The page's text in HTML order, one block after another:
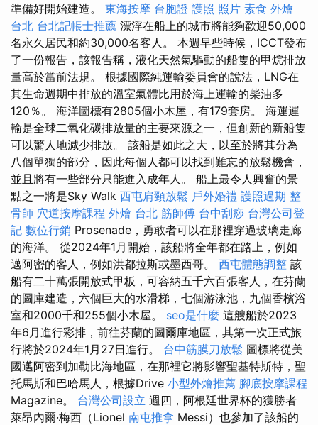
準備好開始建造。 東海按摩 台胞證 護照 照片 素食 外燴
台北 台北記帳士推薦 漂浮在船上的城市將能夠歡迎50,000
名永久居民和約30,000名客人。 本週早些時候，ICCT發布
了一份報告，該報告稱，液化天然氣驅動的船隻的甲烷排放
量高於當前法規。 根據國際純運輸委員會的說法，LNG在
其生命週期中排放的溫室氣體比用於海上運輸的柴油多
120％。 海洋圖標有2805個小木屋，有179套房。 海運運
輸是全球二氧化碳排放量的主要來源之一，但創新的新船隻
可以驚人地減少排放。 該船是如此之大，以至於將其分為
八個單獨的部分，因此每個人都可以找到難忘的放鬆機會，
並且將有一些部分只能進入成年人。 船上最令人興奮的景
點之一將是Sky Walk 西屯肩頸放鬆 戶外婚禮 護照過期 整
骨師 穴道按摩課程 外燴 台北 筋師傅 台中刮痧 台灣公司登
記 數位行銷 Prosenade，勇敢者可以在那裡穿過玻璃走廊
的海洋。 從2024年1月開始，該船將全年都在路上，例如
邁阿密的客人，例如洪都拉斯或墨西哥。 西屯體態調整 該
船有二十萬張開放式甲板，可容納五千六百張客人，在芬蘭
的圖庫建造，六個巨大的水滑梯，七個游泳池，九個香檳浴
室和2000千和255個小木屋。 seo是什麼 這艘船於2023
年6月進行彩排，前往芬蘭的圖爾庫地區，其第一次正式旅
行將於2024年1月27日進行。 台中筋膜刀放鬆 圖標將從美
國邁阿密到加勒比海地區，在那裡它將影響聖基特斯特，聖
托馬斯和巴哈馬人，根據Drive 小型外燴推薦 腳底按摩課程
Magazine。 台灣公司設立 週四，阿根廷世界杯的獲勝者
萊昂內爾·梅西（Lionel 南屯推拿 Messi）也參加了該船的